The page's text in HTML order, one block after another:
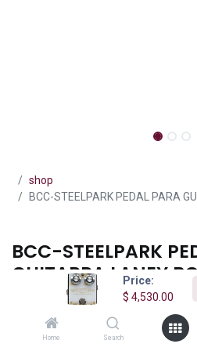
Price:
$ 4,530.00
Home Search
shop
BCC-STEELPARK PEDAL PARA
BCC-STEELPARK
GUITARRA LANEY
(0 reseña)
Es el pedal ideal para llevar tu tono al
para ofrecer un boost limpio,